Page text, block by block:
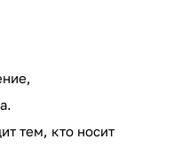
тем, кто носит